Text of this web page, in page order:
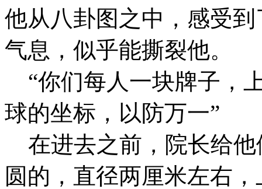
他从八卦图之中，感受
气息，似乎能撕裂他。
“你们每人一块牌子，
球的坐标，以防万一”
在进去之前，院长给他
圆的，直径两厘米左右